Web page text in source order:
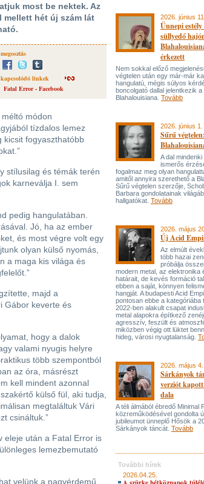
most be nektek. Az
hét új szám lát
megosztás
kapcsolódó linkek
Fatal Error - Facebook
módon
tízdalos lemez
kicsit fogyaszthatóbb
stílusilag és témák terén
karneválja I. sem
pedig hangulatában.
Jó, ha az ember
és most végre volt egy
olyan külső nyomás,
a maga kis világa és
majd a
Gábor keverte és
hogy a dalok
valami nyugis helyre
több szempontból
az óra, másrészt
kell mindent azonnal
külső fül, aki tudja,
megtaláltuk Vári
csináltuk.”
eleje után a Fatal Error is
lemezbemutató
velünk a nagyérdemű
2026. június 11.
Ünnepi estély
süllyedő
érkezett
Nem sokkal előző
végtelen után egy már-már
hangulatú, mégis súlyos
boncolgató dallal jelentkezik a
Blahalouisiana. Tovább
2026. június 1.
Sűrű
A dal
ismerős
fogalmaz meg olyan
amitől annyira szerethető a
Sűrű végtelen szerzője,
Barbara gondolatainak
hallgatókat. Tovább
2026. május
Új Acid
Az elmúlt
több hazai
próbálja
modern metal, az elektronika
határait, de kevés formáció
ebben a saját, könnyen
hangját. A budapesti Acid
pontosan ebbe a kategóriába
2022-ben alakult csapat
metal alapokra építkező
agresszív, feszült és
miközben végig ott lüktet
hideg, városi nyugtalanság.
2026. május 4.
Sárkányok
verziót
dala
A téli álmából ébredő Minimal
közreműködésével gondolta
jubileumot ünneplő Hősök a
Sárkányok táncát. Tovább
További hírek
2026.04.25.